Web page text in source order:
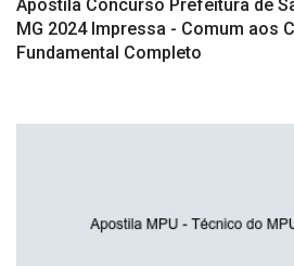
Apostila Concurso Prefeitura de
MG 2024 Impressa - Comum aos
Fundamental Completo